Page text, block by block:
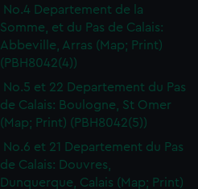
No.4 Departement de la
Somme, et du Pas de Calais:
Abbeville, Arras (Map; Print)
(PBH8042(4))
No.5 et 22 Departement du Pas
de Calais: Boulogne, St Omer
(Map; Print) (PBH8042(5))
No.6 et 21 Departement du Pas
de Calais: Douvres,
Dunquerque, Calais (Map; Print)